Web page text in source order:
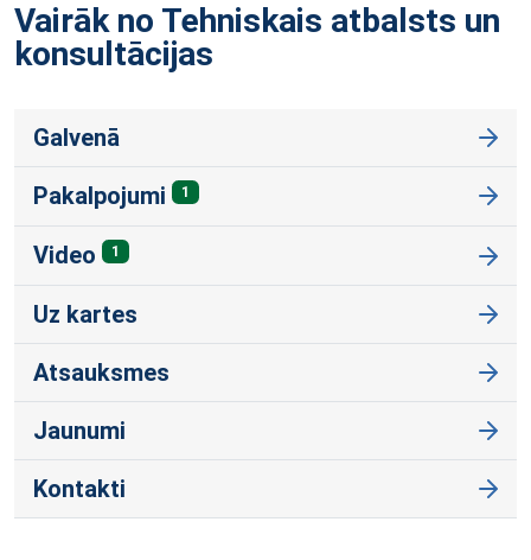
Vairāk no Tehniskais atbalsts un
konsultācijas
Galvenā
Pakalpojumi 1
Video 1
Uz kartes
Atsauksmes
Jaunumi
Kontakti